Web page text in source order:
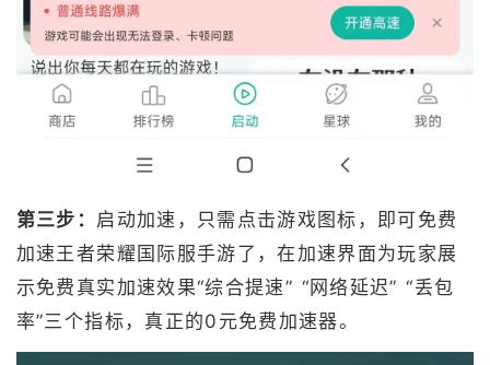
第三步： 启动加速，只需点击游戏图标，即可免费
加速王者荣耀国际服手游了，在加速界面为玩家展
示免费真实加速效果“综合提速” “网络延迟” “丢包
率”三个指标，真正的0元免费加速器。